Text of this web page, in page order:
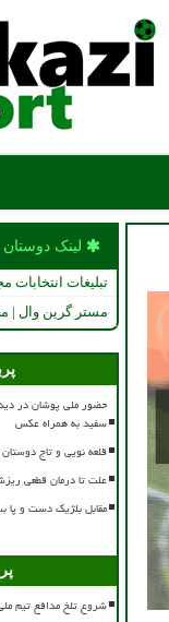
لینک
تبلیغات انتخابات
مستر گرین وال |
حضور ملی پوشان در
سفید به همراه عکس
قلعه نویی و تاج
علت تا درمان قطعی
مقابل بلژیک دست و پا
شروع تلخ مدافع تیم